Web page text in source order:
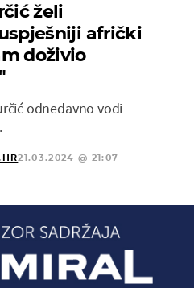
želi
afrički
doživio
odnedavno vodi
21.03.2024 @ 21:07